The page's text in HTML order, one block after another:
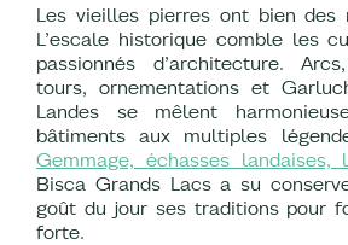
Les vieilles pierres ont bien des
L’escale historique comble les
passionnés d’architecture.
tours, ornementations et
Landes se mêlent
bâtiments aux multiples
Gemmage, échasses landaises,
Bisca Grands Lacs a su
goût du jour ses traditions pour
forte.